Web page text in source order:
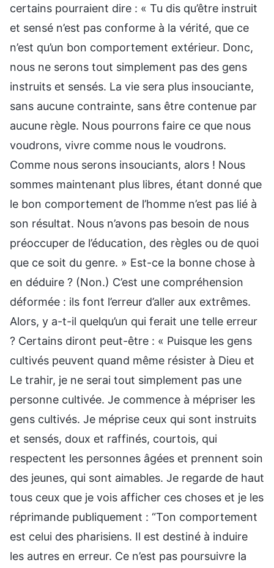
certains pourraient dire : « Tu dis qu’être instruit
et sensé n’est pas conforme à la vérité, que ce
n’est qu’un bon comportement extérieur. Donc,
nous ne serons tout simplement pas des gens
instruits et sensés. La vie sera plus insouciante,
sans aucune contrainte, sans être contenue par
aucune règle. Nous pourrons faire ce que nous
voudrons, vivre comme nous le voudrons.
Comme nous serons insouciants, alors ! Nous
sommes maintenant plus libres, étant donné que
le bon comportement de l’homme n’est pas lié à
son résultat. Nous n’avons pas besoin de nous
préoccuper de l’éducation, des règles ou de quoi
que ce soit du genre. » Est-ce la bonne chose à
en déduire ? (Non.) C’est une compréhension
déformée : ils font l’erreur d’aller aux extrêmes.
Alors, y a-t-il quelqu’un qui ferait une telle erreur
? Certains diront peut-être : « Puisque les gens
cultivés peuvent quand même résister à Dieu et
Le trahir, je ne serai tout simplement pas une
personne cultivée. Je commence à mépriser les
gens cultivés. Je méprise ceux qui sont instruits
et sensés, doux et raffinés, courtois, qui
respectent les personnes âgées et prennent soin
des jeunes, qui sont aimables. Je regarde de haut
tous ceux que je vois afficher ces choses et je les
réprimande publiquement : “Ton comportement
est celui des pharisiens. Il est destiné à induire
les autres en erreur. Ce n’est pas poursuivre la